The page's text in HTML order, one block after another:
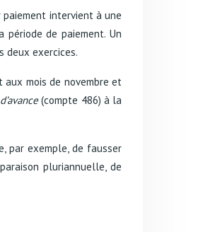
intervient à une
de paiement. Un
deux exercices.
aux mois de novembre et
(compte 486) à la
par exemple, de fausser
pluriannuelle, de